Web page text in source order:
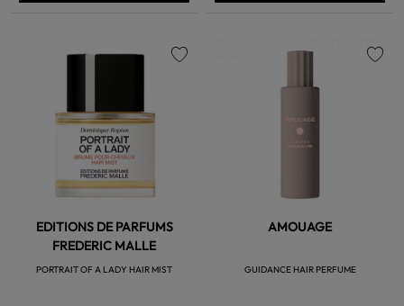
EDITIONS DE PARFUMS
FREDERIC MALLE
PORTRAIT OF A LADY HAIR MIST
AMOUAGE
GUIDANCE HAIR PERFUME